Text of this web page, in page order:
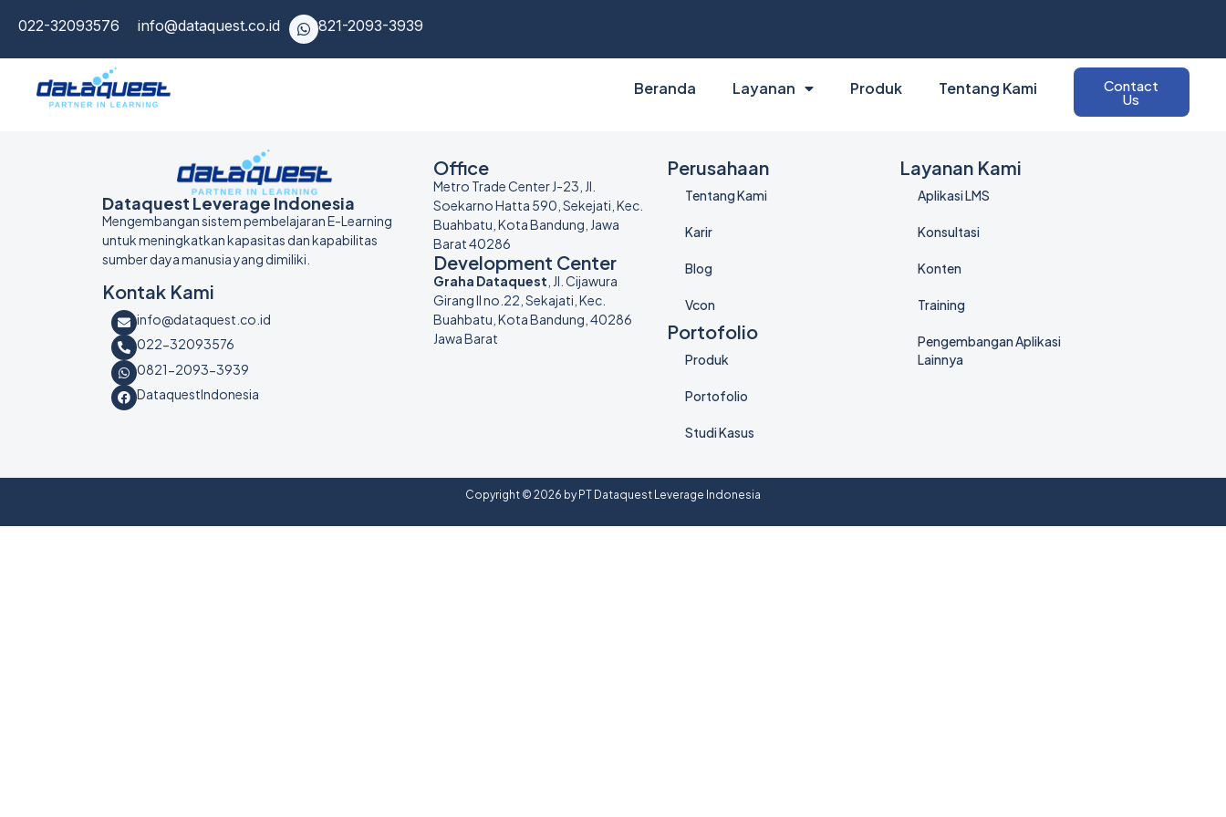
022-32093576 info@dataquest.co.id 0821-2093-3939
Beranda Layanan Produk Tentang Kami Contact
Us
Dataquest Leverage Indonesia
Mengembangan sistem pembelajaran E-Learning
untuk meningkatkan kapasitas dan kapabilitas
sumber daya manusia yang dimiliki.
Kontak Kami
info@dataquest.co.id
022-32093576
0821-2093-3939
DataquestIndonesia
Office
Metro Trade Center J-23, Jl.
Soekarno Hatta 590, Sekejati, Kec.
Buahbatu, Kota Bandung, Jawa
Barat 40286
Development Center
Graha Dataquest , Jl. Cijawura
Girang II no.22, Sekajati, Kec.
Buahbatu, Kota Bandung, 40286
Jawa Barat
Perusahaan
Tentang Kami
Karir
Blog
Vcon
Portofolio
Produk
Portofolio
Studi Kasus
Layanan Kami
Aplikasi LMS
Konsultasi
Konten
Training
Pengembangan Aplikasi
Lainnya
Copyright © 2026 by PT Dataquest Leverage Indonesia